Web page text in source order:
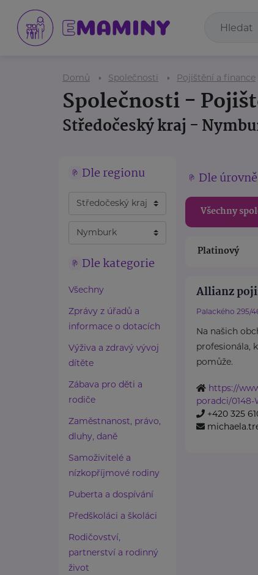
Domů Společnosti Pojištění a finance
Společnosti -
Středočeský kraj -
Dle regionu
Dle kategorie
Všechny
Zprávy z úřadů a
informace o dotacích
Výživa a zdravý vývoj
dítěte
Zábava pro děti a
rodiče
Zaměstnanost, právo,
dluhy, daně
Samoživitelé a
nízkopříjmové rodiny
Puberta a dospívání
Předškoláci a školáci
Rodičovství,
partnerství a rodinný
život
Dle
Všechny
Platinový
Allianz
Palackého 295/
Na našich
profesionála,
pomůže.
https://
poradci/
+420 325